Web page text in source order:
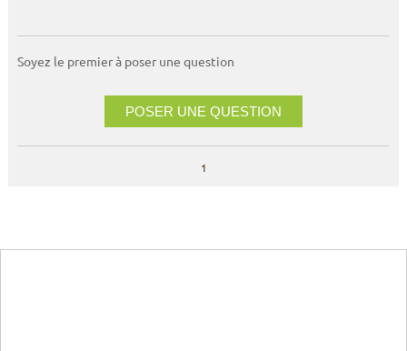
Soyez le premier à poser une question
POSER UNE QUESTION
1